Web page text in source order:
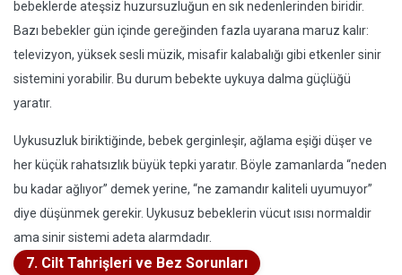
bebeklerde ateşsiz huzursuzluğun en sık nedenlerinden biridir.
Bazı bebekler gün içinde gereğinden fazla uyarana maruz kalır:
televizyon, yüksek sesli müzik, misafir kalabalığı gibi etkenler sinir
sistemini yorabilir. Bu durum bebekte uykuya dalma güçlüğü
yaratır.
Uykusuzluk biriktiğinde, bebek gerginleşir, ağlama eşiği düşer ve
her küçük rahatsızlık büyük tepki yaratır. Böyle zamanlarda “neden
bu kadar ağlıyor” demek yerine, “ne zamandır kaliteli uyumuyor”
diye düşünmek gerekir. Uykusuz bebeklerin vücut ısısı normaldir
ama sinir sistemi adeta alarmdadır.
7. Cilt Tahrişleri ve Bez Sorunları